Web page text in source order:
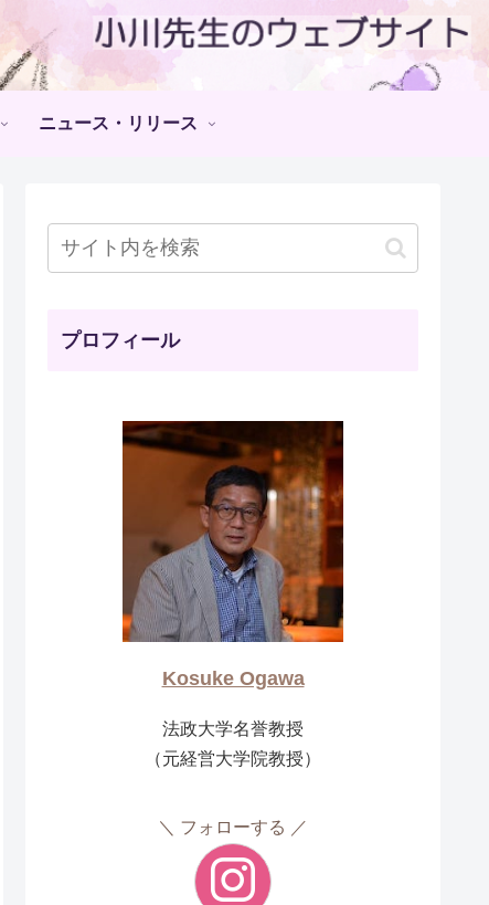
ニュース・リリース
プロフィール
Kosuke Ogawa
法政大学名誉教授
（元経営大学院教授）
フォローする